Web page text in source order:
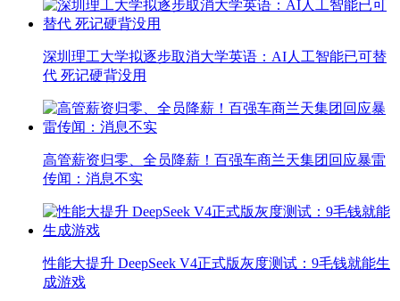
深圳理工大学拟逐步取消大学英语：AI人工智能已可替
代 死记硬背没用
高管薪资归零、全员降薪！百强车商兰天集团回应暴雷
传闻：消息不实
性能大提升 DeepSeek V4正式版灰度测试：9毛钱就能生
成游戏